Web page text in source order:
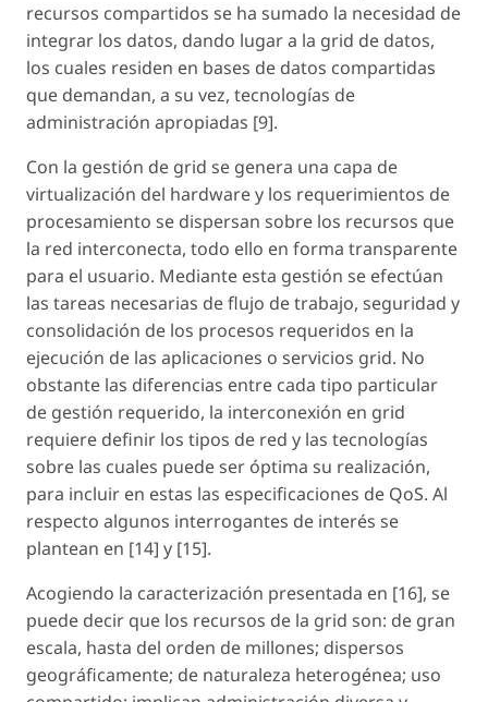
recursos compartidos se ha sumado la necesidad de
integrar los datos, dando lugar a la grid de datos,
los cuales residen en bases de datos compartidas
que demandan, a su vez, tecnologías de
administración apropiadas [9].
Con la gestión de grid se genera una capa de
virtualización del hardware y los requerimientos de
procesamiento se dispersan sobre los recursos que
la red interconecta, todo ello en forma transparente
para el usuario. Mediante esta gestión se efectúan
las tareas necesarias de flujo de trabajo, seguridad y
consolidación de los procesos requeridos en la
ejecución de las aplicaciones o servicios grid. No
obstante las diferencias entre cada tipo particular
de gestión requerido, la interconexión en grid
requiere definir los tipos de red y las tecnologías
sobre las cuales puede ser óptima su realización,
para incluir en estas las especificaciones de QoS. Al
respecto algunos interrogantes de interés se
plantean en [14] y [15].
Acogiendo la caracterización presentada en [16], se
puede decir que los recursos de la grid son: de gran
escala, hasta del orden de millones; dispersos
geográficamente; de naturaleza heterogénea; uso